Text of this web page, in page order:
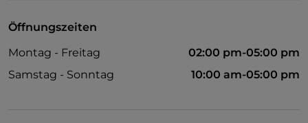
Öffnungszeiten
Montag - Freitag
02:00 pm-05:00 pm
Samstag - Sonntag
10:00 am-05:00 pm